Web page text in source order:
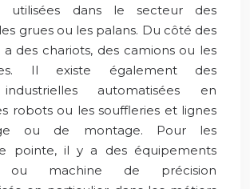
utilisées dans le secteur des
grues ou les palans. Du côté des
a des chariots, des camions ou les
Il existe également des
automatisées en
robots ou les souffleries et lignes
ou de montage. Pour les
pointe, il y a des équipements
ou machine de précision